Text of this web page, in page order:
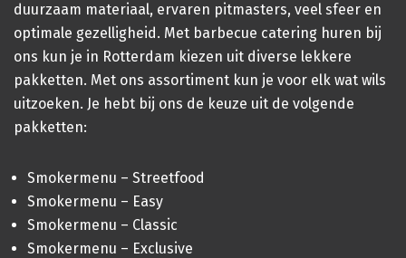
duurzaam materiaal, ervaren pitmasters, veel sfeer en
optimale gezelligheid. Met barbecue catering huren bij
ons kun je in Rotterdam kiezen uit diverse lekkere
pakketten. Met ons assortiment kun je voor elk wat wils
uitzoeken. Je hebt bij ons de keuze uit de volgende
pakketten:
Smokermenu – Streetfood
Smokermenu – Easy
Smokermenu – Classic
Smokermenu – Exclusive